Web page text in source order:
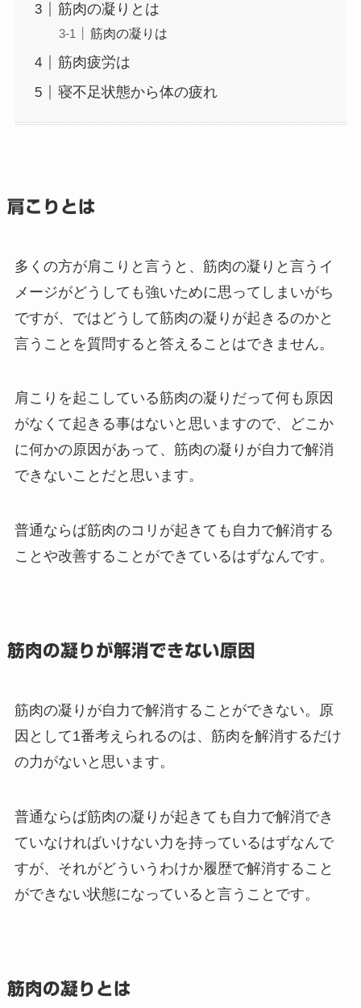
筋肉の凝りとは
筋肉の凝りは
筋肉疲労は
寝不足状態から体の疲れ
肩こりとは
多くの方が肩こりと言うと、筋肉の凝りと言うイ
メージがどうしても強いために思ってしまいがち
ですが、ではどうして筋肉の凝りが起きるのかと
言うことを質問すると答えることはできません。
肩こりを起こしている筋肉の凝りだって何も原因
がなくて起きる事はないと思いますので、どこか
に何かの原因があって、筋肉の凝りが自力で解消
できないことだと思います。
普通ならば筋肉のコリが起きても自力で解消する
ことや改善することができているはずなんです。
筋肉の凝りが解消できない原因
筋肉の凝りが自力で解消することができない。原
因として1番考えられるのは、筋肉を解消するだけ
の力がないと思います。
普通ならば筋肉の凝りが起きても自力で解消でき
ていなければいけない力を持っているはずなんで
すが、それがどういうわけか履歴で解消すること
ができない状態になっていると言うことです。
筋肉の凝りとは